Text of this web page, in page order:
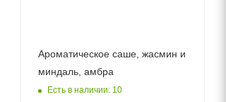
Ароматическое саше, жасмин и
миндаль, амбра
Есть в наличии: 10